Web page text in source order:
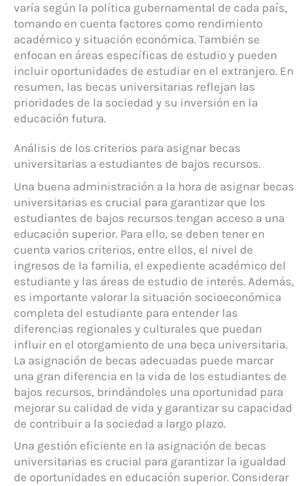
varía según la política gubernamental de cada país,
tomando en cuenta factores como rendimiento
académico y situación económica. También se
enfocan en áreas específicas de estudio y pueden
incluir oportunidades de estudiar en el extranjero. En
resumen, las becas universitarias reflejan las
prioridades de la sociedad y su inversión en la
educación futura.
Análisis de los criterios para asignar becas
universitarias a estudiantes de bajos recursos.
Una buena administración a la hora de asignar becas
universitarias es crucial para garantizar que los
estudiantes de bajos recursos tengan acceso a una
educación superior. Para ello, se deben tener en
cuenta varios criterios, entre ellos, el nivel de
ingresos de la familia, el expediente académico del
estudiante y las áreas de estudio de interés. Además,
es importante valorar la situación socioeconómica
completa del estudiante para entender las
diferencias regionales y culturales que puedan
influir en el otorgamiento de una beca universitaria.
La asignación de becas adecuadas puede marcar
una gran diferencia en la vida de los estudiantes de
bajos recursos, brindándoles una oportunidad para
mejorar su calidad de vida y garantizar su capacidad
de contribuir a la sociedad a largo plazo.
Una gestión eficiente en la asignación de becas
universitarias es crucial para garantizar la igualdad
de oportunidades en educación superior. Considerar